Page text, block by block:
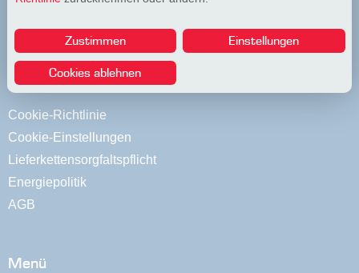
Datenschutz
Datenschutz
Cookie-Richtlinie
Cookie-Einstellungen
Lieferkettensorgfaltspflicht
Energiepolitik
AGB
Menü
Zustimmen Einstellungen
Cookies ablehnen